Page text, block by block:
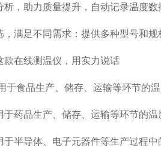
析，助力质量提升，自动记录温度
，满足不同需求：提供多种型号和
款在线测温仪，用实力说话
于食品生产、储存、运输等环节的温
于药品生产、储存、运输等环节的温
于半导体、电子元器件等生产过程中